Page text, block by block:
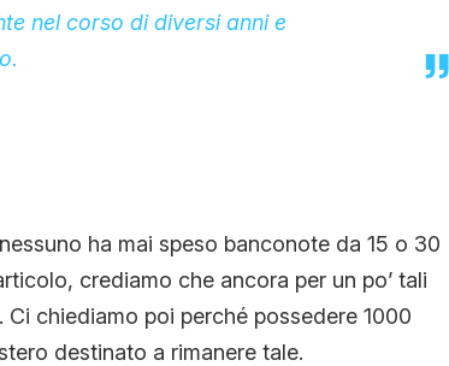
nel corso di diversi anni e
ha mai speso banconote da 15 o 30
crediamo che ancora per un po’ tali
chiediamo poi perché possedere 1000
destinato a rimanere tale.